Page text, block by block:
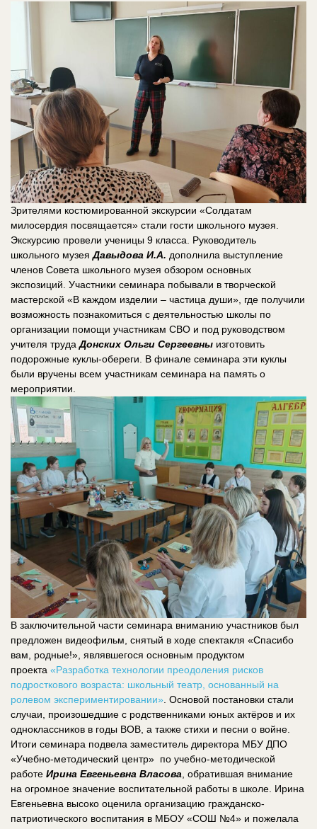
Зрителями костюмированной экскурсии «Солдатам
милосердия посвящается» стали гости школьного музея.
Экскурсию провели ученицы 9 класса. Руководитель
школьного музеяДавыдова И.А. дополнила выступление
членов Совета школьного музея обзором основных
экспозиций. Участники семинара побывали в творческой
мастерской «В каждом изделии – частица души», где получили
возможность познакомиться с деятельностью школы по
организации помощи участникам СВО и под руководством
учителя трудаДонских Ольги Сергеевны изготовить
подорожные куклы-обереги. В финале семинара эти куклы
были вручены всем участникам семинара на память о
мероприятии.
В заключительной части семинара вниманию участников был
предложен видеофильм, снятый в ходе спектакля «Спасибо
вам, родные!», являвшегося основным продуктом
проекта «Разработка технологии преодоления рисков
подросткового возраста: школьный театр, основанный на
ролевом экспериментировании» . Основой постановки стали
случаи, произошедшие с родственниками юных актёров и их
одноклассников в годы ВОВ, а также стихи и песни о войне.
Итоги семинара подвела заместитель директора МБУ ДПО
«Учебно-методический центр» по учебно-методической
работе Ирина Евгеньевна Власова , обратившая внимание
на огромное значение воспитательной работы в школе. Ирина
Евгеньевна высоко оценила организацию гражданско-
патриотического воспитания в МБОУ «СОШ №4» и пожелала